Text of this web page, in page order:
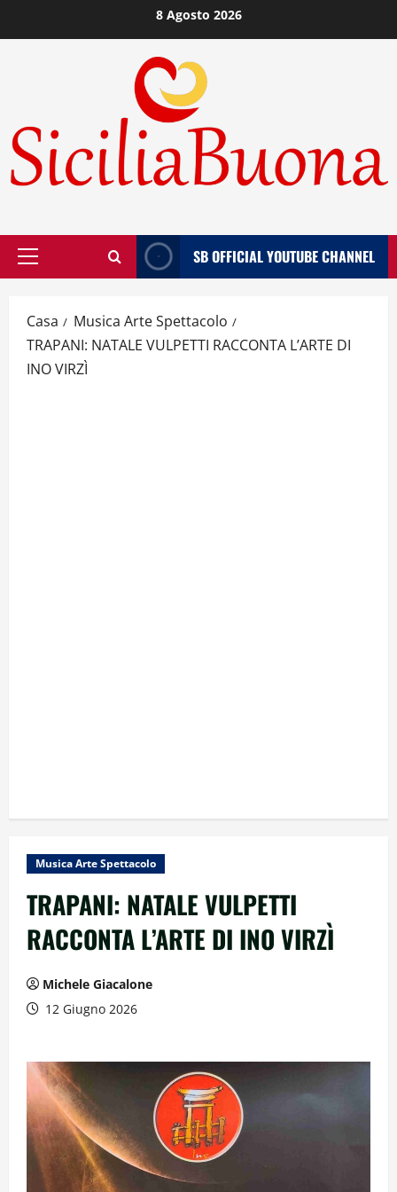
al
8 Agosto 2026
Menù
SB OFFICIAL YOUTUBE CHANNEL
Casa
Musica Arte Spettacolo
TRAPANI: NATALE VULPETTI RACCONTA L’ARTE DI
INO VIRZÌ
Musica Arte Spettacolo
TRAPANI: NATALE VULPETTI
RACCONTA L’ARTE DI INO VIRZÌ
Michele Giacalone
12 Giugno 2026